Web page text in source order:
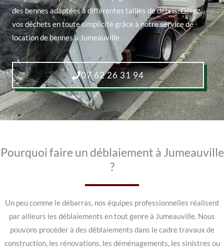
des bennes adaptées à différentes tailles de débris. Gérez
vos déchets en toute simplicité grâce à notre service de
location de bennes à Jumeauville.
07 62 26 31 94
Pourquoi faire un déblaiement à Jumeauville
?
Un peu comme le débarras, nos équipes professionnelles réalisent
par ailleurs les déblaiements en tout genre à Jumeauville. Nous
pouvons procéder à des déblaiements dans le cadre travaux de
construction, les rénovations, les déménagements, les sinistres ou